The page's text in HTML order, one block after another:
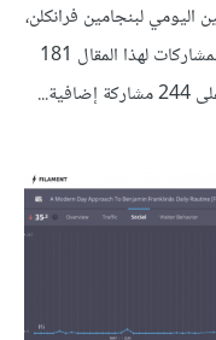
اليومي لبنجامين فرانكلن،
وفي تاريخ 20 أيلول، 2015 وصل إجمالي المشاركات لهذا المقال 181
مشاركة. بعد يوم من ذلك حصل ذلك المقال على 244 مشاركة إضافية...